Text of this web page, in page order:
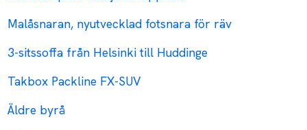
Malåsnaran, nyutvecklad fotsnara för räv
3-sitssoffa från Helsinki till Huddinge
Takbox Packline FX-SUV
Äldre byrå